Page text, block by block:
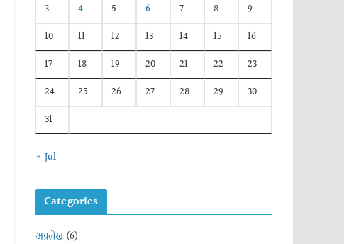
3
4 5 6 7 8
9
10
11 12 13 14 15
16
17
18 19 20 21 22
23
24
25 26 27 28 29
30
31
« Jul
Categories
अग्रलेख(6)